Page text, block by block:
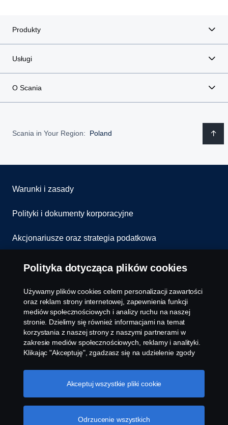
Produkty
Usługi
O Scania
Scania in Your Region: Poland
Warunki i zasady
Polityki i dokumenty korporacyjne
Akcjonariusze oraz strategia podatkowa
Informowanie o nieprawidłowościach
Kontakt
Komunikaty
Ustawienie plików cookies
© Copyright Scania 2026 All rights reserved. Scania
Polityka dotycząca plików cookies
Używamy plików cookies celem personalizacji zawartości
oraz reklam strony internetowej, zapewnienia funkcji
mediów społecznościowych i analizy ruchu na naszej
stronie. Dzielimy się również informacjami na temat
korzystania z naszej strony z naszymi partnerami w
zakresie mediów społecznościowych, reklamy i analityki.
Klikając "Akceptuję", zgadzasz się na udzielenie zgody
się informacjami. Możesz również zarządzać swoimi
plikami cookies, klikając na "Ustawienia plików cookies" i
Odrzucenie wszystkich
Akceptuj wszystkie pliki cookie